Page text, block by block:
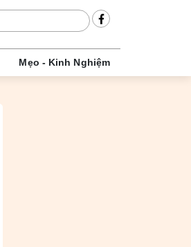
Mẹo - Kinh Nghiệm